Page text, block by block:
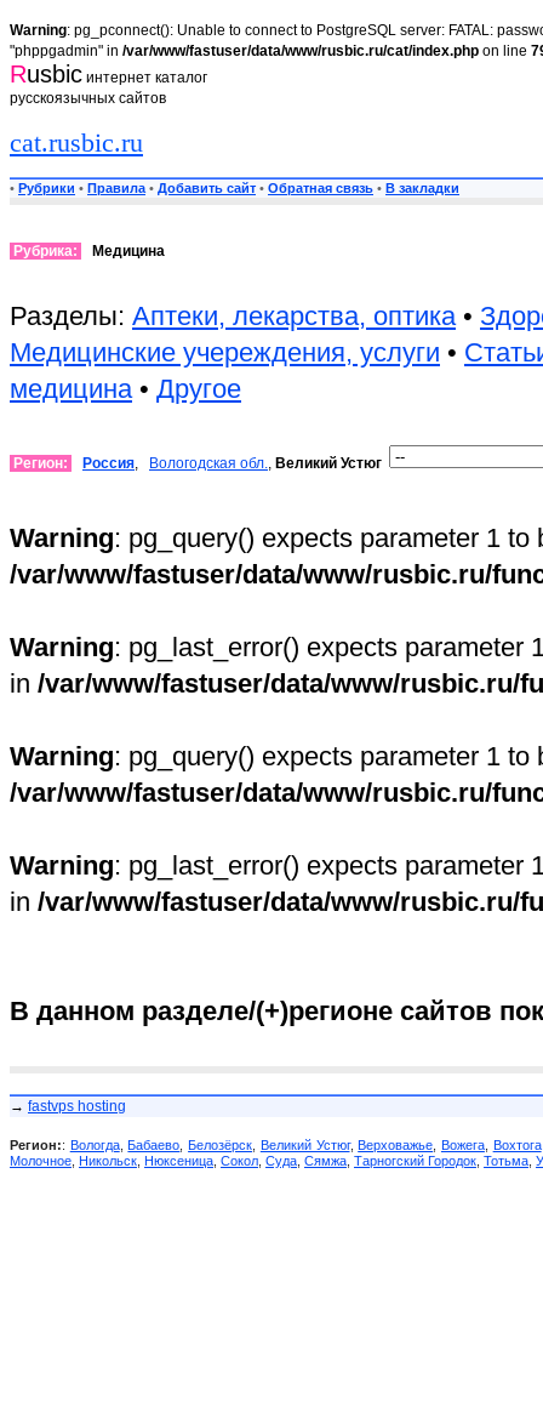
Warning: pg_pconnect(): Unable to connect to PostgreSQL server: FATAL:
"phppgadmin" in /var/www/fastuser/data/www/rusbic.ru/cat/index.php on line
Rusbic интернет каталог
русскоязычных сайтов
cat.rusbic.ru
• Рубрики • Правила • Добавить сайт • Обратная связь • В закладки
Рубрика: Медицина
Разделы: Аптеки, лекарства, оптика•
Медицинские учереждения, услуги •
медицина• Другое
Регион: Россия, Вологодская обл., Великий Устюг
Warning: pg_query() expects parameter 1
/var/www/fastuser/data/www/rusbic.ru/
Warning: pg_last_error() expects parameter
in /var/www/fastuser/data/www/rusbic.ru/
Warning: pg_query() expects parameter 1
/var/www/fastuser/data/www/rusbic.ru/
Warning: pg_last_error() expects parameter
in /var/www/fastuser/data/www/rusbic.ru/
В данном разделе/(+)регионе сайтов
→ fastvps hosting
Регион:: Вологда,Бабаево ,Белозёрск Великий Устюг,Верховажье Вожега, Вохтога
Молочное Никольск Нюксеница Сокол Суда Сямжа Тарногский Городок Тотьма